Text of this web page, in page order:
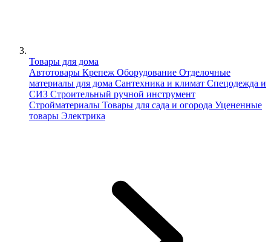
Товары для дома
Автотовары Крепеж Оборудование Отделочные
материалы для дома Сантехника и климат Спецодежда и
СИЗ Строительный ручной инструмент
Стройматериалы Товары для сада и огорода Уцененные
товары Электрика